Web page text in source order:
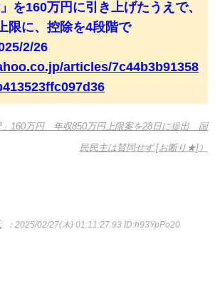
を160万円に引き上げたうえで、
限に、控除を4段階で
2/26
articles/7c44b3b91358
」160万円 年収850万円上限案を28日に提出 国
民民主は賛同せず [お断り★]）
：2025/02/27(木) 01:11:27.93 ID:h93YpPo20